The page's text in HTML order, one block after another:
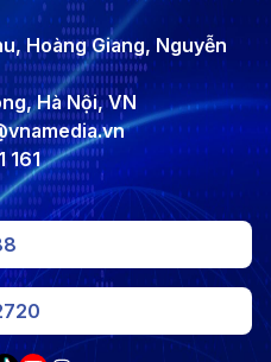
Hoàng Giang, Nguyễn
Hà Nội, VN
161